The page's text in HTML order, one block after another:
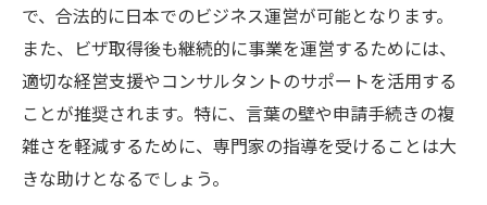
二ヶ国語対応の相談窓口の活用法
日本語の基本表現とビジネス用語の習得
通訳や翻訳サービスの有効活用
異文化理解とビジネス交渉のポイント
言葉の壁を乗り越えるためのツールとリソ
で、合法的に日本でのビジネス運営が可能となります。
また、ビザ取得後も継続的に事業を運営するためには、
適切な経営支援やコンサルタントのサポートを活用する
ことが推奨されます。特に、言葉の壁や申請手続きの複
雑さを軽減するために、専門家の指導を受けることは大
きな助けとなるでしょう。